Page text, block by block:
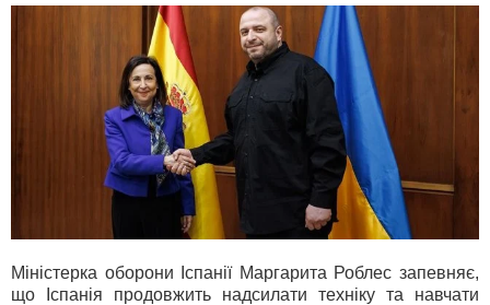
Міністерка оборони Іспанії Маргарита Роблес запевняє,
що Іспанія продовжить надсилати техніку та навчати